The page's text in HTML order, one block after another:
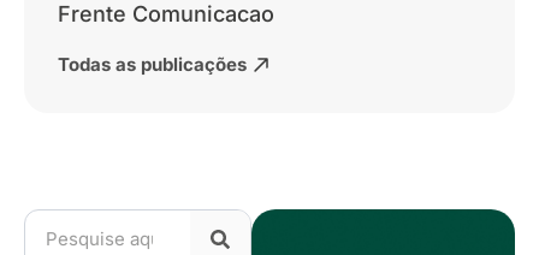
Frente Comunicacao
Todas as publicações